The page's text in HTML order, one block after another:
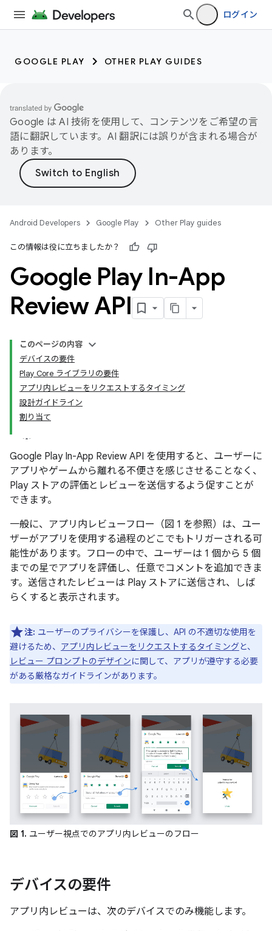
ログイン
GOOGLE PLAY OTHER PLAY GUIDES
Google は AI 技術を使用して、コンテンツをご希望の言
語に翻訳しています。AI 翻訳には誤りが含まれる場合が
あります。
Android Developers Google Play Other Play guides
この情報は役に立ちましたか？
Google Play In-App
Review API
このページの内容
デバイスの要件
Play Core ライブラリの要件
アプリ内レビューをリクエストするタイミング
設計ガイドライン
割り当て
Google Play In-App Review API を使用すると、ユーザーに
アプリやゲームから離れる不便さを感じさせることなく、
Play ストアの評価とレビューを送信するよう促すことが
できます。
一般に、アプリ内レビューフロー（図 1 を参照）は、ユー
ザーがアプリを使用する過程のどこでもトリガーされる可
能性があります。フローの中で、ユーザーは 1 個から 5 個
までの星でアプリを評価し、任意でコメントを追加できま
す。送信されたレビューは Play ストアに送信され、しば
らくすると表示されます。
注: ユーザーのプライバシーを保護し、API の不適切な使用を
避けるため、 アプリ内レビューをリクエストするタイミングと、
レビュー プロンプトのデザインに関して、アプリが遵守する必要
がある厳格なガイドラインがあります。
図 1. ユーザー視点でのアプリ内レビューのフロー
デバイスの要件
アプリ内レビューは、次のデバイスでのみ機能します。